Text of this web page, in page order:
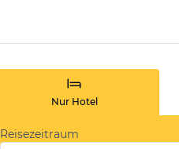
Nur Hotel
Reisezeitraum